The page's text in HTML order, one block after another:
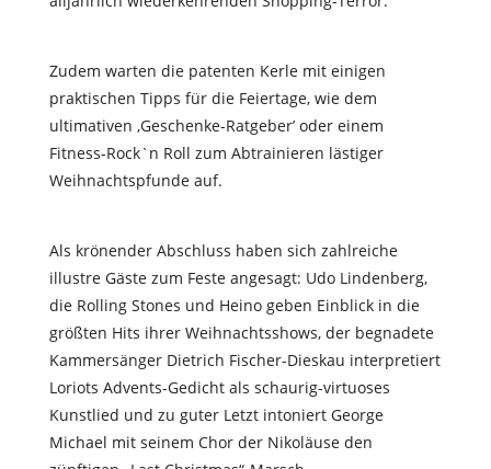
Zudem warten die patenten Kerle mit einigen
praktischen Tipps für die Feiertage, wie dem
ultimativen ‚Geschenke-Ratgeber’ oder einem
Fitness-Rock`n Roll zum Abtrainieren lästiger
Weihnachtspfunde auf.
Als krönender Abschluss haben sich zahlreiche
illustre Gäste zum Feste angesagt: Udo Lindenberg,
die Rolling Stones und Heino geben Einblick in die
größten Hits ihrer Weihnachtsshows, der begnadete
Kammersänger Dietrich Fischer-Dieskau interpretiert
Loriots Advents-Gedicht als schaurig-virtuoses
Kunstlied und zu guter Letzt intoniert George
Michael mit seinem Chor der Nikoläuse den